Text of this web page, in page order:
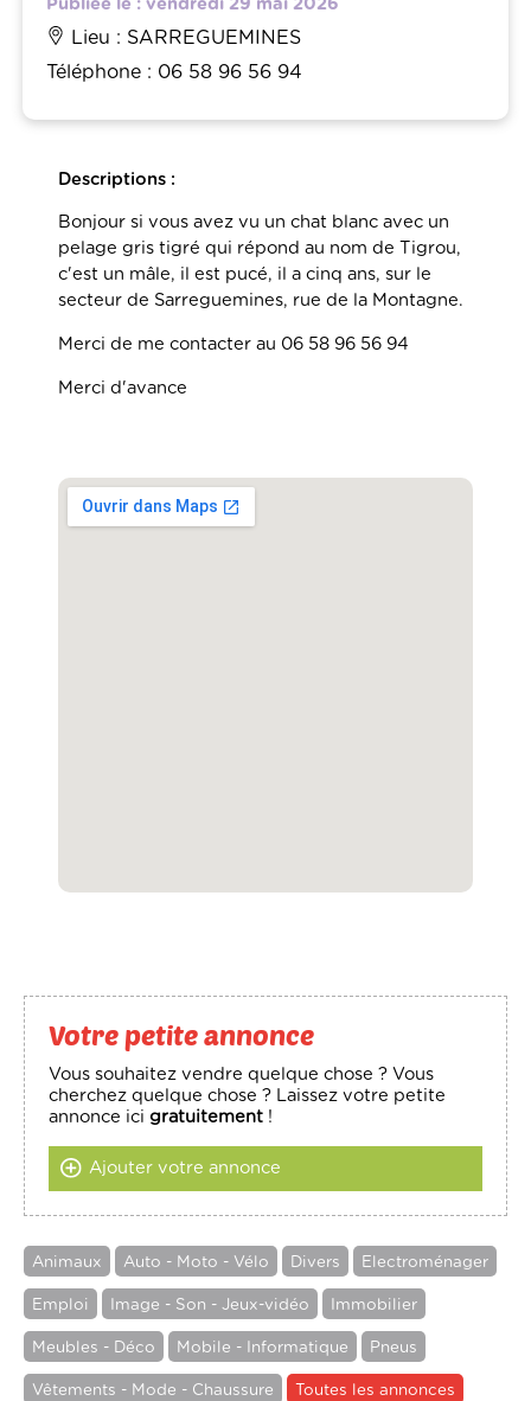
Publiée le : vendredi 29 mai 2026
Lieu : SARREGUEMINES
Téléphone : 06 58 96 56 94
Descriptions :
Bonjour si vous avez vu un chat blanc avec un
pelage gris tigré qui répond au nom de Tigrou,
c'est un mâle, il est pucé, il a cinq ans, sur le
secteur de Sarreguemines, rue de la Montagne.
Merci de me contacter au 06 58 96 56 94
Merci d'avance
Votre petite annonce
Vous souhaitez vendre quelque chose ? Vous
cherchez quelque chose ? Laissez votre petite
annonce icigratuitement !
Ajouter votre annonce
Animaux Auto - Moto - Vélo Divers Electroménager
Emploi Image - Son - Jeux-vidéo Immobilier
Meubles - Déco Mobile - Informatique Pneus
Vêtements - Mode - Chaussure Toutes les annonces